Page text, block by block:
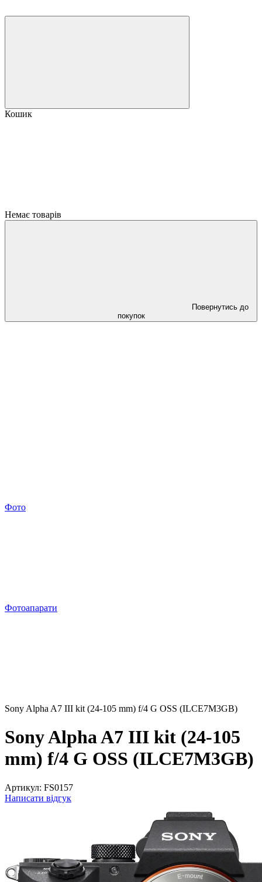
Кошик
Немає товарів
Повернутись до
покупок
Фото
Фотоапарати
Sony Alpha A7 III kit (24-105 mm) f/4 G OSS (ILCE7M3GB)
Sony Alpha A7 III kit (24-105
mm) f/4 G OSS (ILCE7M3GB)
Артикул: FS0157
Написати відгук